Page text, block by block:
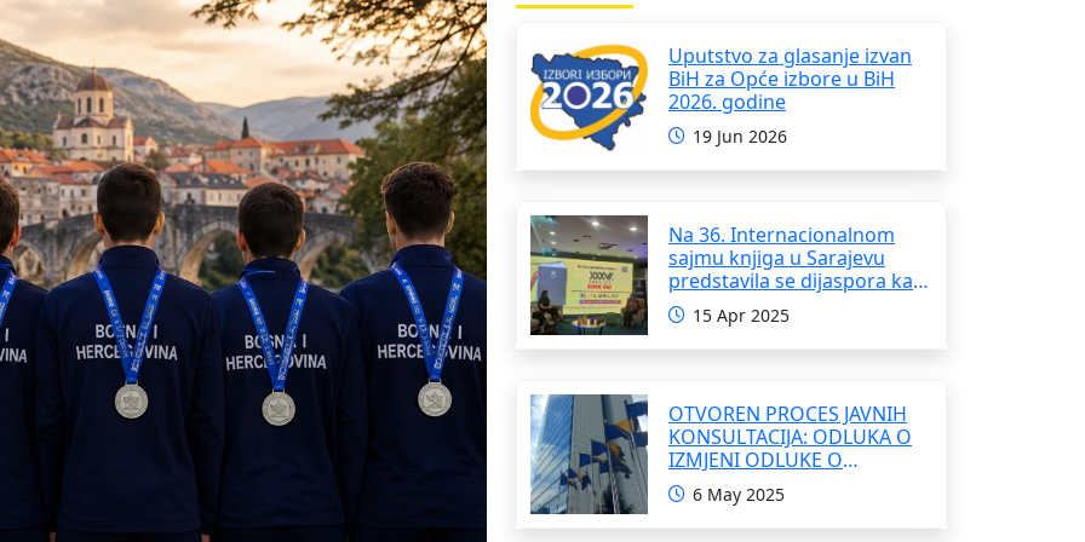
Uputstvo za glasanje izvan
BiH za Opće izbore u BiH
2026. godine
19 Jun 2026
Na 36. Internacionalnom
sajmu knjiga u Sarajevu
predstavila se dijaspora kao
i domaći pisci i umjetnici
15 Apr 2025
OTVOREN PROCES JAVNIH
KONSULTACIJA: ODLUKA O
IZMJENI ODLUKE O
FORMIRANJU
INTERRESORNE RADNE
GRUPE ZA IZRADU
6 May 2025